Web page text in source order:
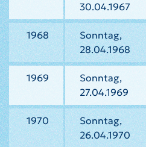
30.04.1967
1968
Sonntag,
28.04.1968
1969
Sonntag,
27.04.1969
1970
Sonntag,
26.04.1970